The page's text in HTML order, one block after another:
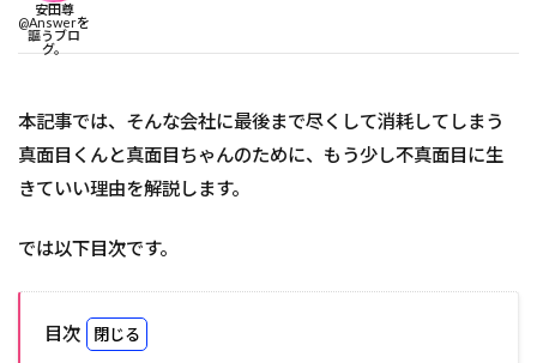
安田尊
@Answerを
謳うブロ
グ。
本記事では、そんな会社に最後まで尽くして消耗してしまう
真面目くんと真面目ちゃんのために、もう少し不真面目に生
きていい理由を解説します。
では以下目次です。
目次